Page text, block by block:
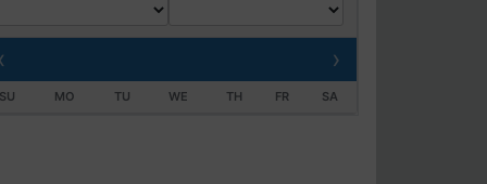
‹ ›
SU MO TU WE TH FR SA